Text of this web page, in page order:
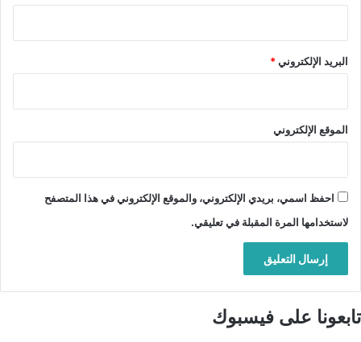
البريد الإلكتروني*
الموقع الإلكتروني
احفظ اسمي، بريدي الإلكتروني، والموقع الإلكتروني في هذا المتصفح
لاستخدامها المرة المقبلة في تعليقي.
تابعونا على فيسبوك